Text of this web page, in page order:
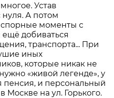
Устав
нуля. А потом
спорные моменты с
добиваться
транспорта... При
иных
которые никак не
«живой легенде», у
пенсия, и персональный
Москве на ул. Горького.